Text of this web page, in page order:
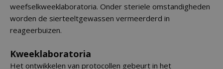
weefselkweeklaboratoria. Onder steriele omstandigheden
worden de sierteeltgewassen vermeerderd in
reageerbuizen.
Kweeklaboratoria
Het ontwikkelen van protocollen gebeurt in het